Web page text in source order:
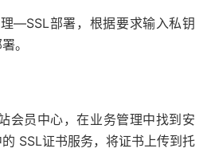
—SSL部署，根据要求输入私钥
。
会员中心，在业务管理中找到安
SSL证书服务，将证书上传到托